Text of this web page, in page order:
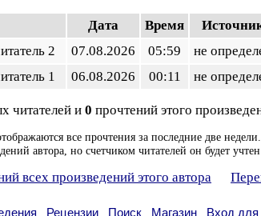
Дата Время
2
07.08.2026 05:59
не
1
06.08.2026 00:11 не
читателей и 0 прочтений этого
все прочтения за последние две
автора, но счетчиком читателей он будет
всех произведений этого автора
Рецензии Поиск Магазин Вход для